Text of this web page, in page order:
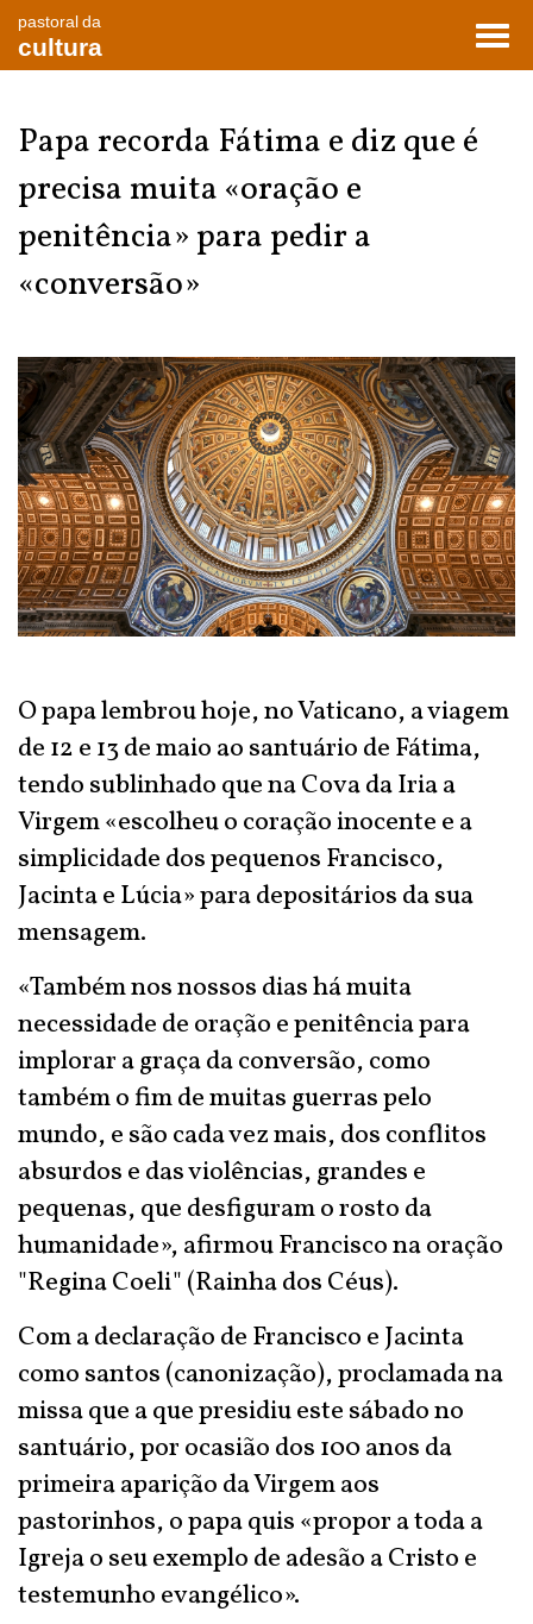
pastoral da
cultura
Papa recorda Fátima e diz que é
precisa muita «oração e
penitência» para pedir a
«conversão»
O papa lembrou hoje, no Vaticano, a viagem
de 12 e 13 de maio ao santuário de Fátima,
tendo sublinhado que na Cova da Iria a
Virgem «escolheu o coração inocente e a
simplicidade dos pequenos Francisco,
Jacinta e Lúcia» para depositários da sua
mensagem.
«Também nos nossos dias há muita
necessidade de oração e penitência para
implorar a graça da conversão, como
também o fim de muitas guerras pelo
mundo, e são cada vez mais, dos conflitos
absurdos e das violências, grandes e
pequenas, que desfiguram o rosto da
humanidade», afirmou Francisco na oração
"Regina Coeli" (Rainha dos Céus).
Com a declaração de Francisco e Jacinta
como santos (canonização), proclamada na
missa que a que presidiu este sábado no
santuário, por ocasião dos 100 anos da
primeira aparição da Virgem aos
pastorinhos, o papa quis «propor a toda a
Igreja o seu exemplo de adesão a Cristo e
testemunho evangélico».